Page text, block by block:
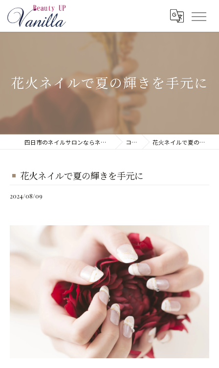
花火ネイルで夏の輝きを手元に
四日市のネイルサロンならネイルサロン Vanilla コラム 花火ネイルで夏の輝きを手元に
花火ネイルで夏の輝きを手元に
2024/08/09